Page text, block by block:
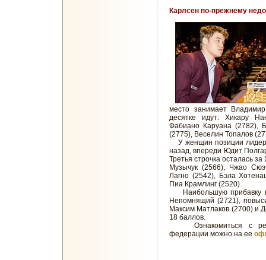
Карлсен по-прежнему
место занимает
десятке идут: Хикару
Фабиано Каруана (2782),
(2775), Веселин Топалов
У женщин позиции
назад, впереди Юдит
Третья строчка осталась
Музычук (2566), Чжао
Лагно (2542), Бэла
Пиа Крамлинг (2520).
Наибольшую прибавку
Непомнящий (2721),
Максим Матлаков (2700) и
18 баллов.
Ознакомиться с
федерации можно на ее